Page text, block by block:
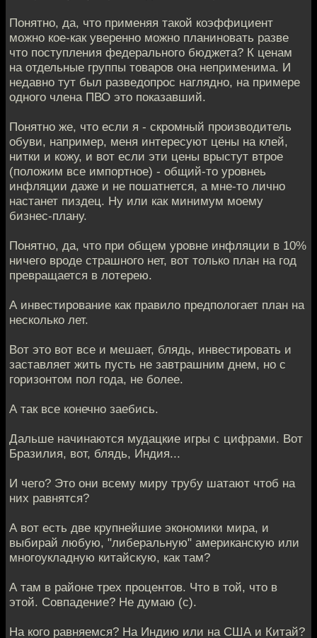
Понятно, да, что применяя такой коэффициент
можно кое-как уверенно можно планиновать разве
что поступления федерального бюджета? К ценам
на отдельные группы товаров она неприменима. И
недавно тут был разведопрос наглядно, на примере
одного члена ПВО это показавший.
Понятно же, что если я - скромный производитель
обуви, например, меня интересуют цены на клей,
нитки и кожу, и вот если эти цены врыстут втрое
(положим все импортное) - общий-то уровнеь
инфляции даже и не пошатнется, а мне-то лично
настанет пиздец. Ну или как минимум моему
бизнес-плану.
Понятно, да, что при общем уровне инфляции в 10%
ничего вроде страшного нет, вот только план на год
превращается в лотерею.
А инвестирование как правило предпологает план на
несколько лет.
Вот это вот все и мешает, блядь, инвестировать и
заставляет жить пусть не завтрашним днем, но с
горизонтом пол года, не более.
А так все конечно заебись.
Дальше начинаются мудацкие игры с цифрами. Вот
Бразилия, вот, блядь, Индия...
И чего? Это они всему миру трубу шатают чтоб на
них равнятся?
А вот есть две крупнейшие экономики мира, и
выбирай любую, "либеральную" американскую или
многоукладную китайскую, как там?
А там в районе трех процентов. Что в той, что в
этой. Совпадение? Не думаю (с).
На кого равняемся? На Индию или на США и Китай?